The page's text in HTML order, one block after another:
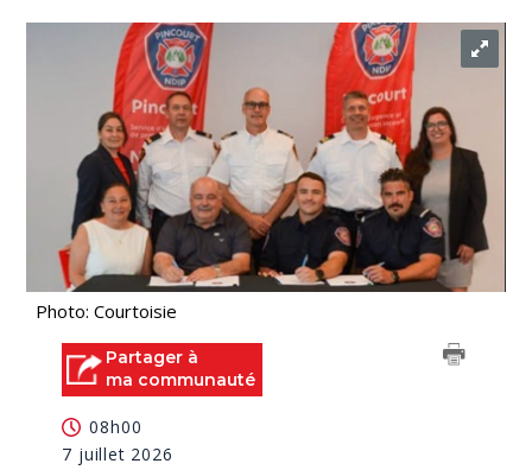
Photo: Courtoisie
Partager à
ma communauté
08h00
7 juillet 2026